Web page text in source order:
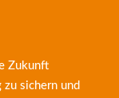
Zukunft
zu sichern und